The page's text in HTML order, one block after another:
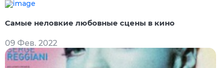
Самые неловкие любовные сцены в кино
09 Фев. 2022